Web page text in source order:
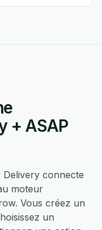
+ ASAP
connecte
moteur
Vous créez un
un